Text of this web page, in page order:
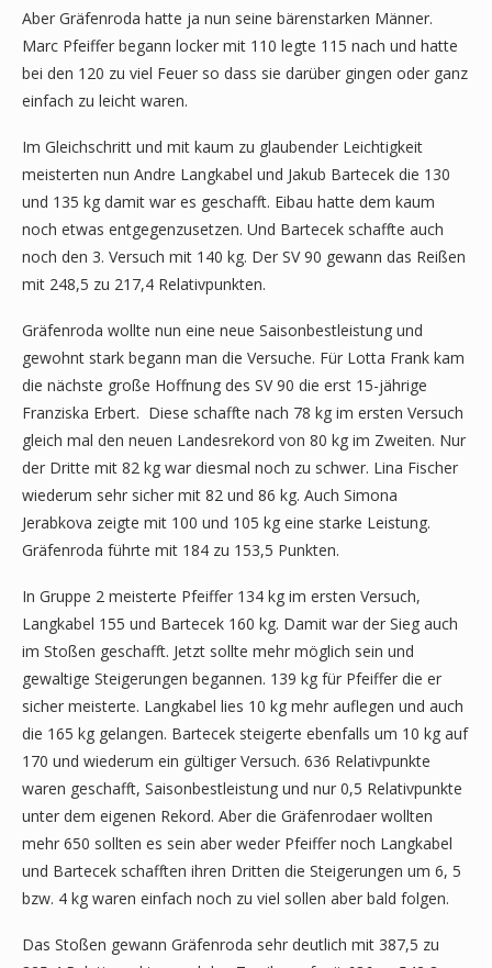
Aber Gräfenroda hatte ja nun seine bärenstarken Männer.
Marc Pfeiffer begann locker mit 110 legte 115 nach und hatte
bei den 120 zu viel Feuer so dass sie darüber gingen oder ganz
einfach zu leicht waren.
Im Gleichschritt und mit kaum zu glaubender Leichtigkeit
meisterten nun Andre Langkabel und Jakub Bartecek die 130
und 135 kg damit war es geschafft. Eibau hatte dem kaum
noch etwas entgegenzusetzen. Und Bartecek schaffte auch
noch den 3. Versuch mit 140 kg. Der SV 90 gewann das Reißen
mit 248,5 zu 217,4 Relativpunkten.
Gräfenroda wollte nun eine neue Saisonbestleistung und
gewohnt stark begann man die Versuche. Für Lotta Frank kam
die nächste große Hoffnung des SV 90 die erst 15-jährige
Franziska Erbert. Diese schaffte nach 78 kg im ersten Versuch
gleich mal den neuen Landesrekord von 80 kg im Zweiten. Nur
der Dritte mit 82 kg war diesmal noch zu schwer. Lina Fischer
wiederum sehr sicher mit 82 und 86 kg. Auch Simona
Jerabkova zeigte mit 100 und 105 kg eine starke Leistung.
Gräfenroda führte mit 184 zu 153,5 Punkten.
In Gruppe 2 meisterte Pfeiffer 134 kg im ersten Versuch,
Langkabel 155 und Bartecek 160 kg. Damit war der Sieg auch
im Stoßen geschafft. Jetzt sollte mehr möglich sein und
gewaltige Steigerungen begannen. 139 kg für Pfeiffer die er
sicher meisterte. Langkabel lies 10 kg mehr auflegen und auch
die 165 kg gelangen. Bartecek steigerte ebenfalls um 10 kg auf
170 und wiederum ein gültiger Versuch. 636 Relativpunkte
waren geschafft, Saisonbestleistung und nur 0,5 Relativpunkte
unter dem eigenen Rekord. Aber die Gräfenrodaer wollten
mehr 650 sollten es sein aber weder Pfeiffer noch Langkabel
und Bartecek schafften ihren Dritten die Steigerungen um 6, 5
bzw. 4 kg waren einfach noch zu viel sollen aber bald folgen.
Das Stoßen gewann Gräfenroda sehr deutlich mit 387,5 zu